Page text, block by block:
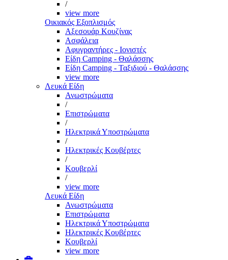
/
view more
Οικιακός Εξοπλισμός
Αξεσουάρ Κουζίνας
Ασφάλεια
Αφυγραντήρες - Ιονιστές
Είδη Camping - Θαλάσσης
Είδη Camping - Ταξιδιού - Θαλάσσης
view more
Λευκά Είδη
Ανωστρώματα
/
Επιστρώματα
/
Ηλεκτρικά Υποστρώματα
/
Ηλεκτρικές Κουβέρτες
/
Κουβερλί
/
view more
Λευκά Είδη
Ανωστρώματα
Επιστρώματα
Ηλεκτρικά Υποστρώματα
Ηλεκτρικές Κουβέρτες
Κουβερλί
view more